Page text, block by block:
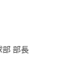
部 部長